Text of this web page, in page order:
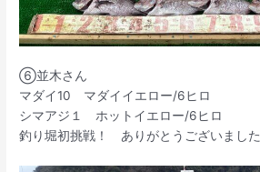
⑥並木さん
マダイ10 マダイイエロー/6ヒロ
シマアジ１ ホットイエロー/6ヒロ
釣り堀初挑戦！ ありがとうございました